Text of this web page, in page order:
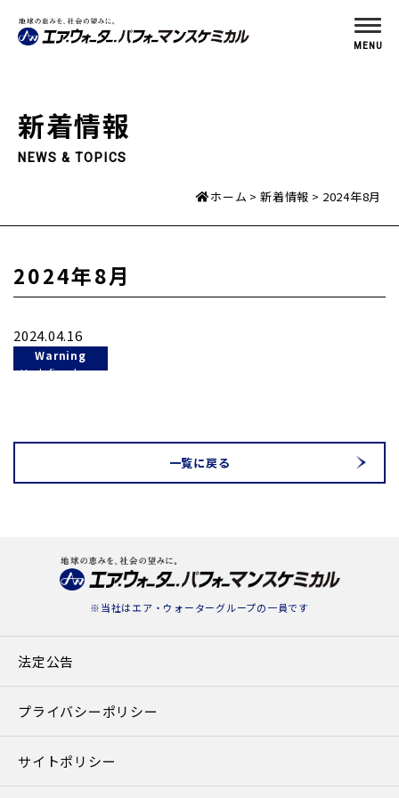
MENU
新着情報
NEWS & TOPICS
ホーム 新着情報 2024年8月
2024年8月
2024.04.16
Warning
: Undefined
on line78
一覧に戻る
※当社はエア・ウォーターグループの一員です
法定公告
プライバシーポリシー
サイトポリシー